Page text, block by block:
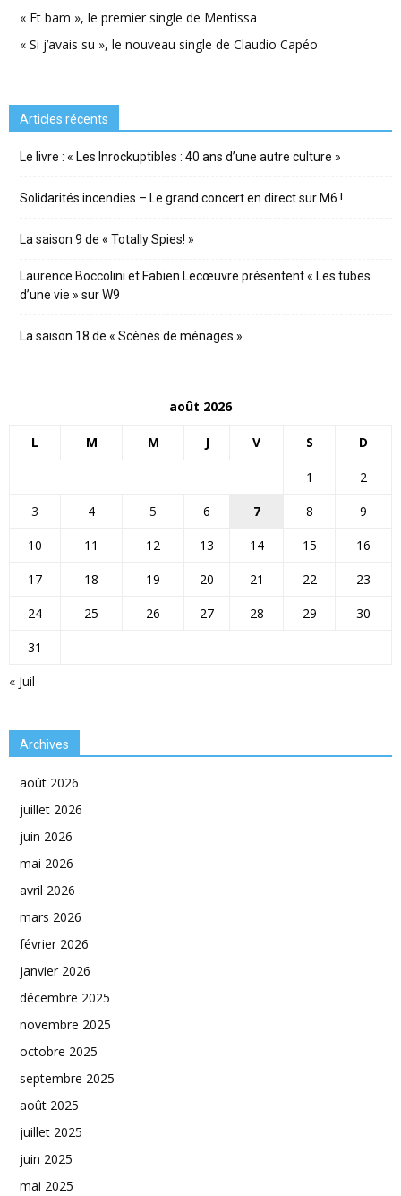
« Et bam », le premier single de Mentissa
« Si j’avais su », le nouveau single de Claudio Capéo
Articles récents
Le livre : « Les Inrockuptibles : 40 ans d’une autre culture »
Solidarités incendies – Le grand concert en direct sur M6 !
La saison 9 de « Totally Spies! »
Laurence Boccolini et Fabien Lecœuvre présentent « Les tubes
d’une vie » sur W9
La saison 18 de « Scènes de ménages »
août 2026
L M M J V S D
« Juil
1
2
3
4 5 6 7 8
9
10
11 12 13 14 15
16
17
18 19 20 21 22
23
24
25 26 27 28 29
30
31
Archives
août 2026
juillet 2026
juin 2026
mai 2026
avril 2026
mars 2026
février 2026
janvier 2026
décembre 2025
novembre 2025
octobre 2025
septembre 2025
août 2025
juillet 2025
juin 2025
mai 2025